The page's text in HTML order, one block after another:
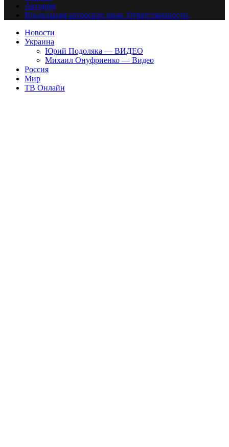
Авторам
Владельцам авторских прав. Ответственности.
Новости
Украина
Юрий Подоляка — ВИДЕО
Михаил Онуфриенко — Видео
Россия
Мир
ТВ Онлайн